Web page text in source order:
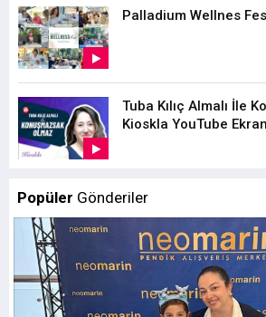
Palladium Wellnes
Tuba Kılıç Almalı İle
Kioskla YouTube
Popüler Gönderiler